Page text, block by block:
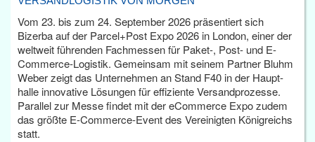
Vom 23. bis zum 24. September 2026 präsentiert sich
Bizerba auf der Parcel+Post Expo 2026 in London, einer der
weltweit führenden Fachmessen für Paket-, Post- und E-
Commerce-Logistik. Gemeinsam mit seinem Partner Bluhm
Weber zeigt das Unternehmen an Stand F40 in der Haupt­
halle innovative Lösungen für effiziente Versandprozesse.
Parallel zur Messe findet mit der eCommerce Expo zudem
das größte E-Commerce-Event des Vereinigten Königreichs
statt.